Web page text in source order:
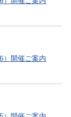
）開催ご案内